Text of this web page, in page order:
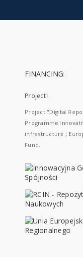
FINANCING:
Project I
Project "Digital
Programme
infrastructure ;
Fund.